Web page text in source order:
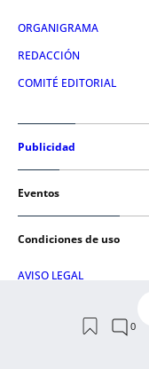
ORGANIGRAMA
REDACCIÓN
COMITÉ EDITORIAL
Publicidad
Eventos
Condiciones de uso
AVISO LEGAL
POLÍTICA DE COOKIES